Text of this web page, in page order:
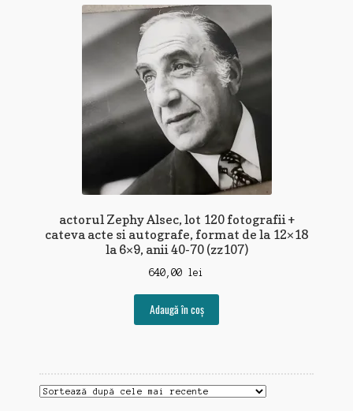
actorul Zephy Alsec, lot 120 fotografii +
cateva acte si autografe, format de la 12×18
la 6×9, anii 40-70 (zz107)
640,00 lei
Adaugă în coș